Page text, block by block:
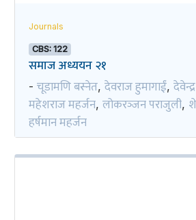
Journals
CBS: 122
समाज अध्ययन २१
- चूडामणि बस्नेत, देवराज हुमागाईं,
महेशराज महर्जन, लोकरञ्‍जन पराजुली,
हर्षमान महर्जन